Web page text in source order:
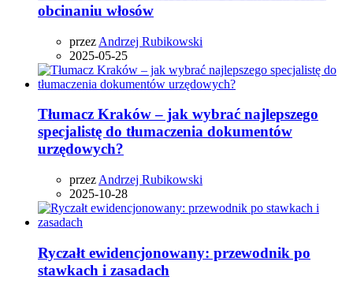
obcinaniu włosów
przez Andrzej Rubikowski
2025-05-25
Tłumacz Kraków – jak wybrać najlepszego
specjalistę do tłumaczenia dokumentów
urzędowych?
przez Andrzej Rubikowski
2025-10-28
Ryczałt ewidencjonowany: przewodnik po
stawkach i zasadach